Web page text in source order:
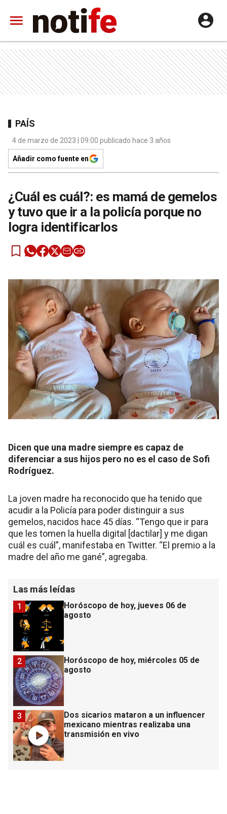
PAÍS
4 de marzo de 2023 | 09:00 publicado hace 3 años
Añadir como fuente en
¿Cuál es cuál?: es mamá de gemelos
y tuvo que ir a la policía porque no
logra identificarlos
Dicen que una madre siempre es capaz de
diferenciar a sus hijos pero no es el caso de Sofi
Rodríguez.
La joven madre ha reconocido que ha tenido que
acudir a la Policía para poder distinguir a sus
gemelos, nacidos hace 45 días. “Tengo que ir para
que les tomen la huella digital [dactilar] y me digan
cuál es cuál”, manifestaba en Twitter. “El premio a la
madre del año me gané”, agregaba.
Las más leídas
Horóscopo de hoy, jueves 06 de
agosto
1
Horóscopo de hoy, miércoles 05 de
agosto
2
Dos sicarios mataron a un influencer
mexicano mientras realizaba una
transmisión en vivo
3